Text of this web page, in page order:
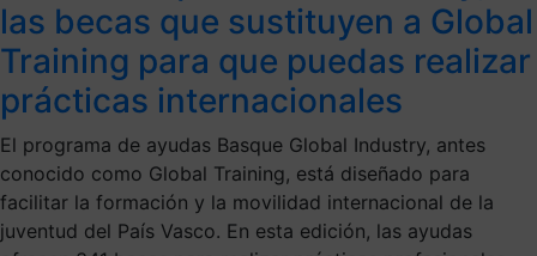
las becas que sustituyen a Global
Training para que puedas realizar
prácticas internacionales
El programa de ayudas Basque Global Industry, antes
conocido como Global Training, está diseñado para
facilitar la formación y la movilidad internacional de la
juventud del País Vasco. En esta edición, las ayudas